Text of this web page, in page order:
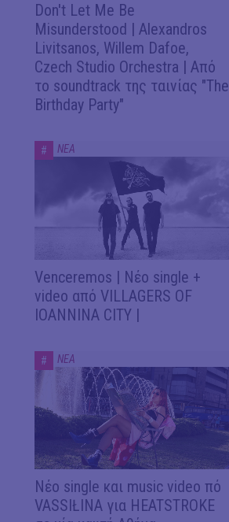
Don't Let Me Be
Misunderstood | Alexandros
Livitsanos, Willem Dafoe,
Czech Studio Orchestra | Από
το soundtrack της ταινίας "The
Birthday Party"
# ΝΕΑ
Venceremos | Νέο single +
video από VILLAGERS OF
IOANNINA CITY |
# ΝΕΑ
Νέο single και music video πό
VASSIŁINA για HEATSTROKE